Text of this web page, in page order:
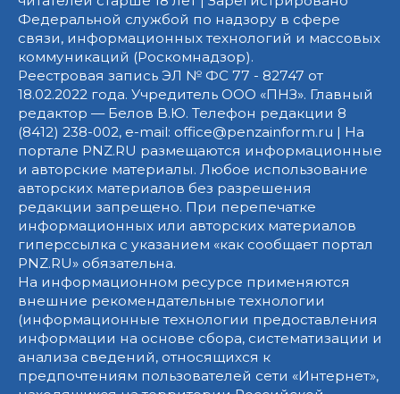
Федеральной службой по надзору в сфере
связи, информационных технологий и массовых
коммуникаций (Роскомнадзор).
Реестровая запись ЭЛ № ФС 77 - 82747 от
18.02.2022 года. Учредитель ООО «ПНЗ». Главный
редактор — Белов В.Ю. Телефон редакции 8
(8412) 238-002, e-mail: office@penzainform.ru | На
портале PNZ.RU размещаются информационные
и авторские материалы. Любое использование
авторских материалов без разрешения
редакции запрещено. При перепечатке
информационных или авторских материалов
гиперссылка с указанием «как сообщает портал
PNZ.RU» обязательна.
На информационном ресурсе применяются
внешние рекомендательные технологии
(информационные технологии предоставления
информации на основе сбора, систематизации и
анализа сведений, относящихся к
предпочтениям пользователей сети «Интернет»,